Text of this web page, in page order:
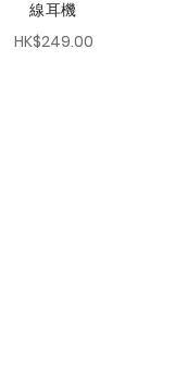
線耳機
HK$249.00